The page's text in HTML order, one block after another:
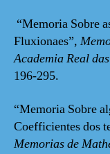
“Memoria Sobre
Fluxionaes”,
Academia Real
196-295.
“Memoria Sobre
Coefficientes dos
Memorias de